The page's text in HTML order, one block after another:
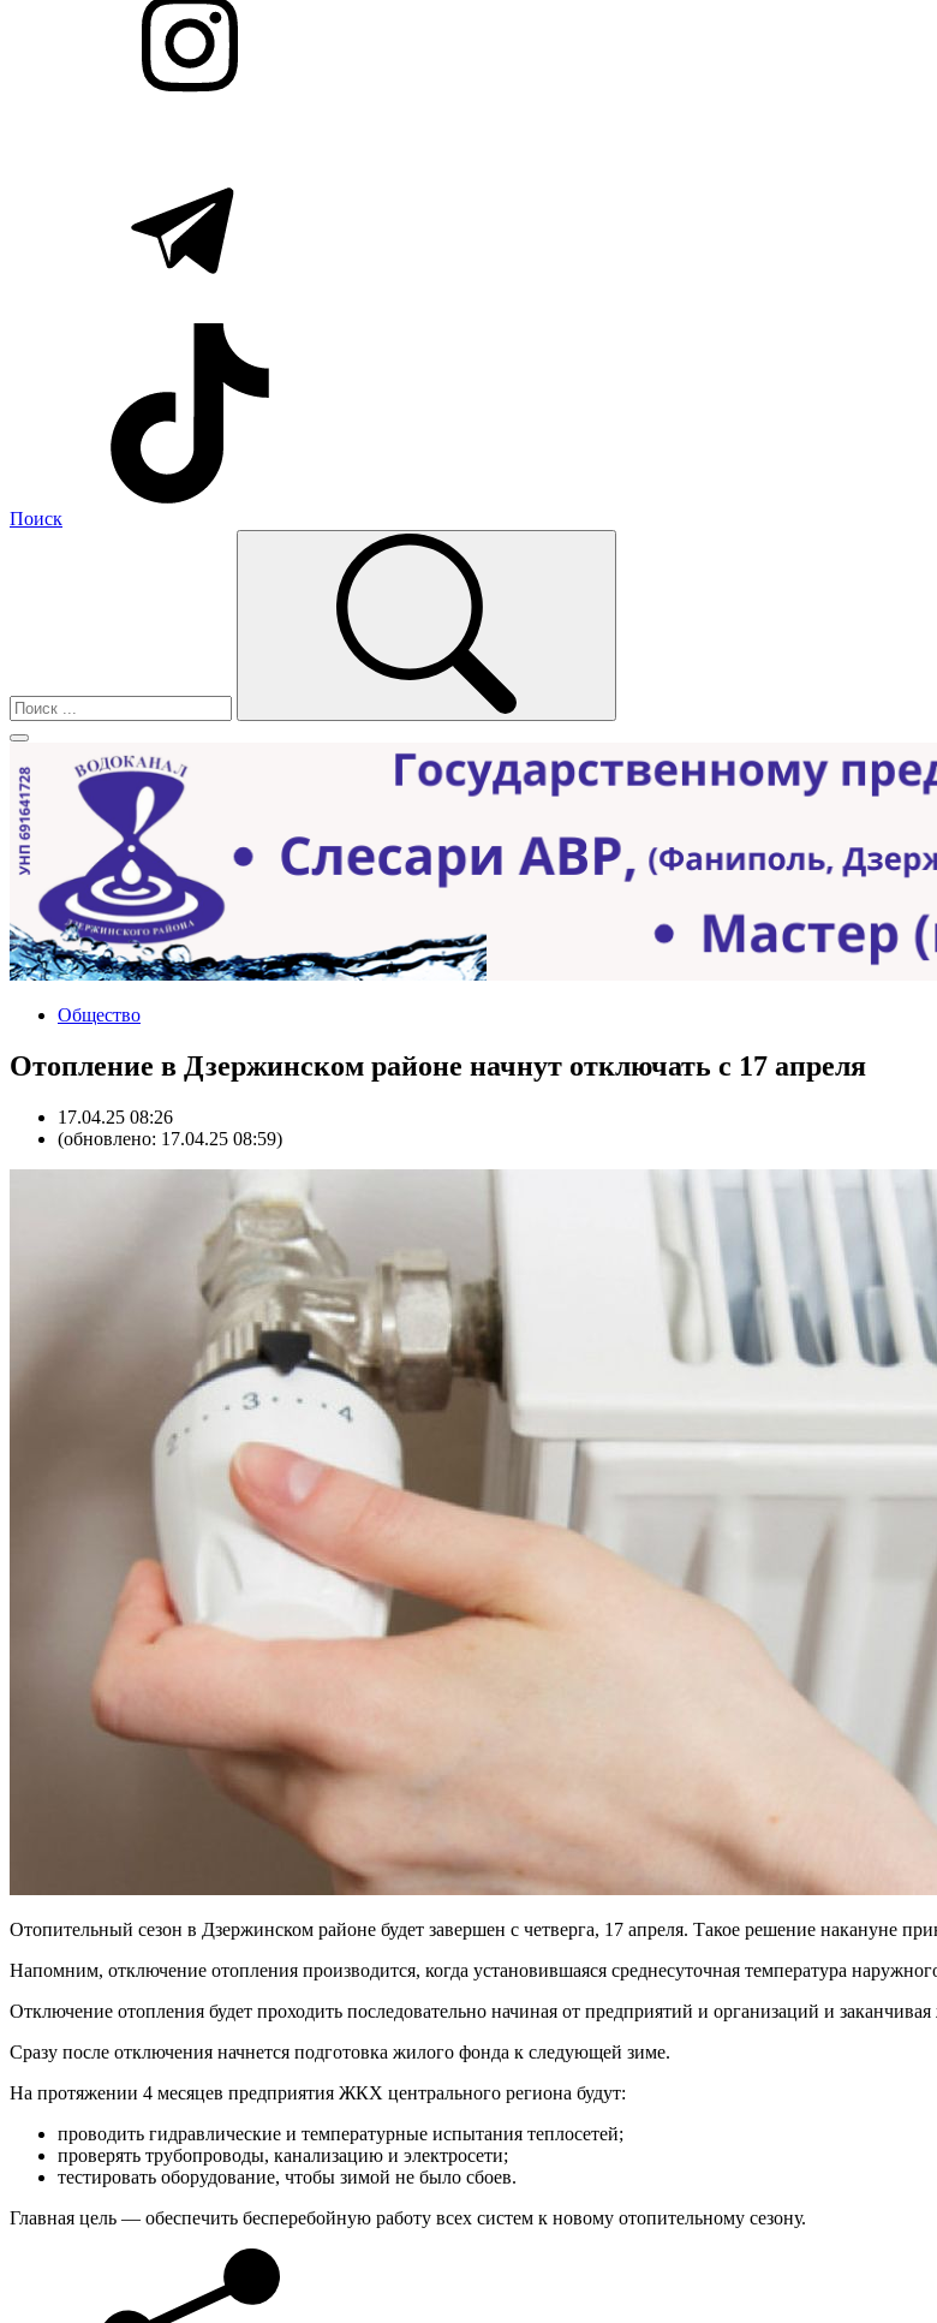
Поиск
Общество
Отопление в Дзержинском районе начнут отключать с 17 апреля
17.04.25 08:26
(обновлено: 17.04.25 08:59)
Отопительный сезон в Дзержинском районе будет завершен с четверга, 17 апреля. Такое решение накануне
Напомним, отключение отопления производится, когда установившаяся среднесуточная температура
Отключение отопления будет проходить последовательно начиная от предприятий и организаций и
Сразу после отключения начнется подготовка жилого фонда к следующей зиме.
На протяжении 4 месяцев предприятия ЖКХ центрального региона будут:
проводить гидравлические и температурные испытания теплосетей;
проверять трубопроводы, канализацию и электросети;
тестировать оборудование, чтобы зимой не было сбоев.
Главная цель — обеспечить бесперебойную работу всех систем к новому отопительному сезону.